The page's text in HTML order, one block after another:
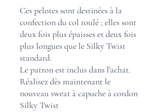
Ces pelotes sont destinées à la
confection du col roulé ; elles sont
deux fois plus épaisses et deux fois
plus longues que le Silky Twist
standard.
Le patron est inclus dans l'achat.
Réalisez dès maintenant le
nouveau sweat à capuche à cordon
Silky Twist